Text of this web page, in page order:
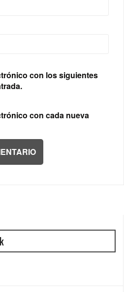
con los siguientes
con cada nueva